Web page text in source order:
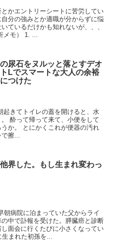
かエントリーシートに苦労してい
分の強みとか適職が分からずに悩
ているだけかも知れないが、、、
モ） 1. ...
尿石をヌルッと落とすデオ
Lでスマートな大人の余裕
つけた
起きてトイレの蓋を開けると、水
酔って帰って来て、小便をして
か。 とにかくこれが便器の汚れ
で擦...
界した。もし生まれ変わっ
朝病院に泊まっていた父からライ
中で訃報を受けた。膵臓癌と診断
面会に行くたびに小さくなってい
まれた初孫を...